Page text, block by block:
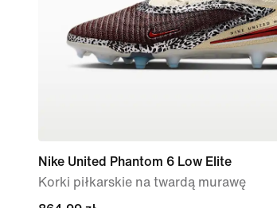
Nike United Phantom 6 Low Elite
Korki piłkarskie na twardą murawę